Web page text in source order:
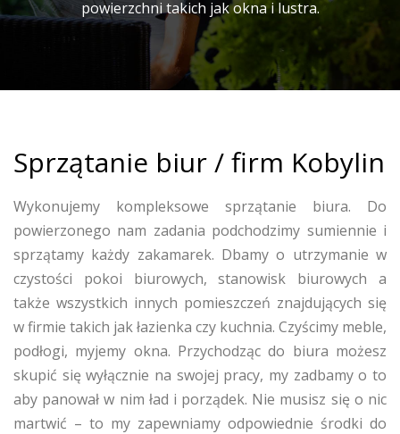
powierzchni takich jak okna i lustra.
Sprzątanie biur / firm Kobylin
Wykonujemy kompleksowe sprzątanie biura. Do
powierzonego nam zadania podchodzimy sumiennie i
sprzątamy każdy zakamarek. Dbamy o utrzymanie w
czystości pokoi biurowych, stanowisk biurowych a
także wszystkich innych pomieszczeń znajdujących się
w firmie takich jak łazienka czy kuchnia. Czyścimy meble,
podłogi, myjemy okna. Przychodząc do biura możesz
skupić się wyłącznie na swojej pracy, my zadbamy o to
aby panował w nim ład i porządek. Nie musisz się o nic
martwić – to my zapewniamy odpowiednie środki do